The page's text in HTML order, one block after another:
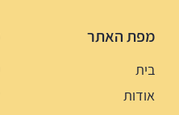
מפת האתר
בית
אודות